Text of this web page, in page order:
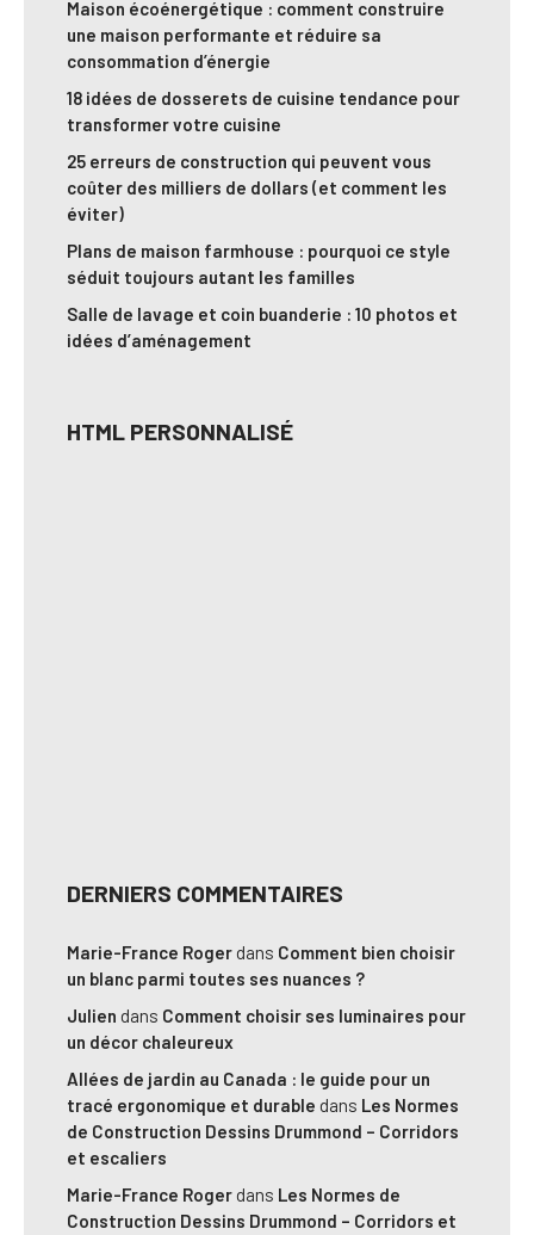
Maison écoénergétique : comment construire
une maison performante et réduire sa
consommation d’énergie
18 idées de dosserets de cuisine tendance pour
transformer votre cuisine
25 erreurs de construction qui peuvent vous
coûter des milliers de dollars (et comment les
éviter)
Plans de maison farmhouse : pourquoi ce style
séduit toujours autant les familles
Salle de lavage et coin buanderie : 10 photos et
idées d’aménagement
HTML PERSONNALISÉ
DERNIERS COMMENTAIRES
Marie-France Roger dans Comment bien choisir
un blanc parmi toutes ses nuances ?
Julien dans Comment choisir ses luminaires pour
un décor chaleureux
Allées de jardin au Canada : le guide pour un
tracé ergonomique et durable dans Les Normes
de Construction Dessins Drummond – Corridors
et escaliers
Marie-France Roger dans Les Normes de
Construction Dessins Drummond – Corridors et